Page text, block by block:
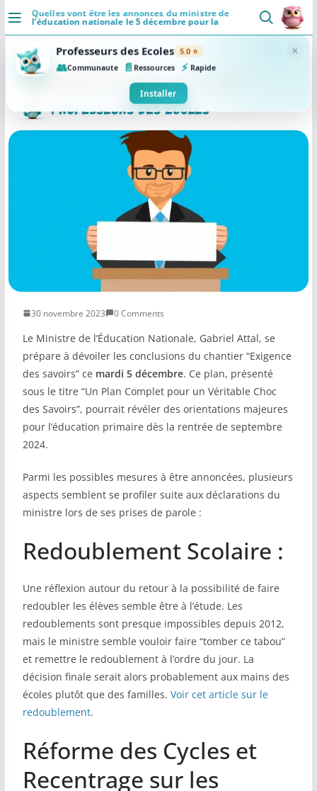
Passer
contenu
Quelles vont être les annonces du ministre de
l’éducation nationale le 5 décembre pour la
Accueil
Actualités
Lectures de livres
Mouvement
COMMUNAUTÉ
Groupes
Réseaux sociaux
AUTRE
Humour
30 novembre 2023 0 Comments
Le Ministre de l’Éducation Nationale, Gabriel Attal, se
prépare à dévoiler les conclusions du chantier “Exigence
des savoirs” ce mardi 5 décembre. Ce plan, présenté
sous le titre “Un Plan Complet pour un Véritable Choc
des Savoirs”, pourrait révéler des orientations majeures
pour l’éducation primaire dès la rentrée de septembre
2024.
Parmi les possibles mesures à être annoncées, plusieurs
aspects semblent se profiler suite aux déclarations du
ministre lors de ses prises de parole :
Redoublement Scolaire :
Une réflexion autour du retour à la possibilité de faire
redoubler les élèves semble être à l’étude. Les
redoublements sont presque impossibles depuis 2012,
mais le ministre semble vouloir faire “tomber ce tabou”
et remettre le redoublement à l’ordre du jour. La
décision finale serait alors probablement aux mains des
écoles plutôt que des familles. Voir cet article sur le
redoublement.
Réforme des Cycles et
Recentrage sur les
Professeurs des Ecoles 5.0 ⭐
👥Communaute 📄 Ressources ⚡ Rapide
×
Installer